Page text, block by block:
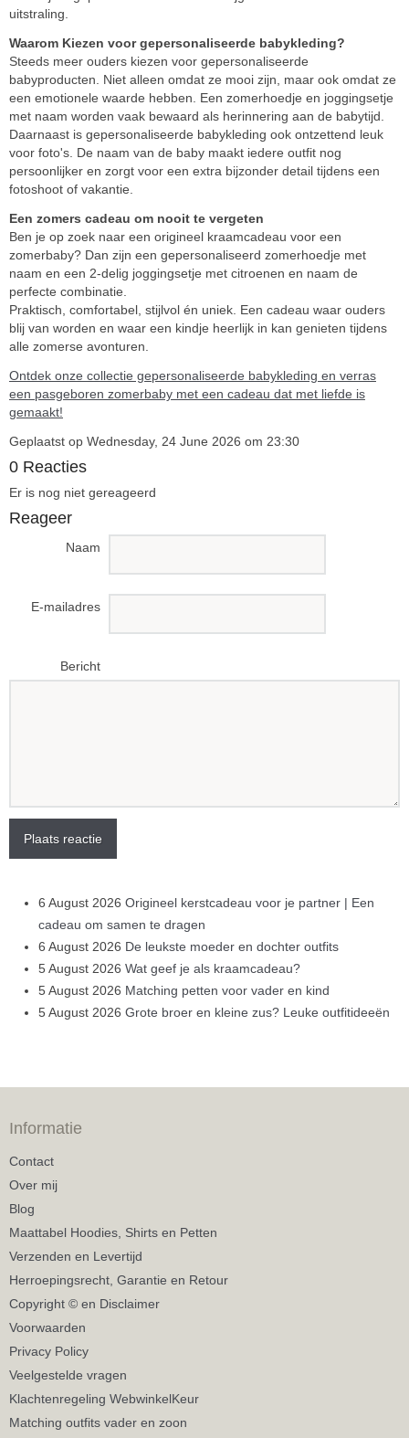
uitstraling.
Waarom Kiezen voor gepersonaliseerde babykleding?
Steeds meer ouders kiezen voor gepersonaliseerde
babyproducten. Niet alleen omdat ze mooi zijn, maar ook omdat ze
een emotionele waarde hebben. Een zomerhoedje en joggingsetje
met naam worden vaak bewaard als herinnering aan de babytijd.
Daarnaast is gepersonaliseerde babykleding ook ontzettend leuk
voor foto's. De naam van de baby maakt iedere outfit nog
persoonlijker en zorgt voor een extra bijzonder detail tijdens een
fotoshoot of vakantie.
Een zomers cadeau om nooit te vergeten
Ben je op zoek naar een origineel kraamcadeau voor een
zomerbaby? Dan zijn een gepersonaliseerd zomerhoedje met
naam en een 2-delig joggingsetje met citroenen en naam de
perfecte combinatie.
Praktisch, comfortabel, stijlvol én uniek. Een cadeau waar ouders
blij van worden en waar een kindje heerlijk in kan genieten tijdens
alle zomerse avonturen.
Ontdek onze collectie gepersonaliseerde babykleding en verras
een pasgeboren zomerbaby met een cadeau dat met liefde is
gemaakt!
Geplaatst op Wednesday, 24 June 2026 om 23:30
0 Reacties
Er is nog niet gereageerd
Reageer
Naam
E-mailadres
Bericht
Plaats reactie
6 August 2026 Origineel kerstcadeau voor je partner | Een
cadeau om samen te dragen
6 August 2026 De leukste moeder en dochter outfits
5 August 2026 Wat geef je als kraamcadeau?
5 August 2026 Matching petten voor vader en kind
5 August 2026 Grote broer en kleine zus? Leuke outfitideeën
Informatie
Contact
Over mij
Blog
Maattabel Hoodies, Shirts en Petten
Verzenden en Levertijd
Herroepingsrecht, Garantie en Retour
Copyright © en Disclaimer
Voorwaarden
Privacy Policy
Veelgestelde vragen
Klachtenregeling WebwinkelKeur
Matching outfits vader en zoon